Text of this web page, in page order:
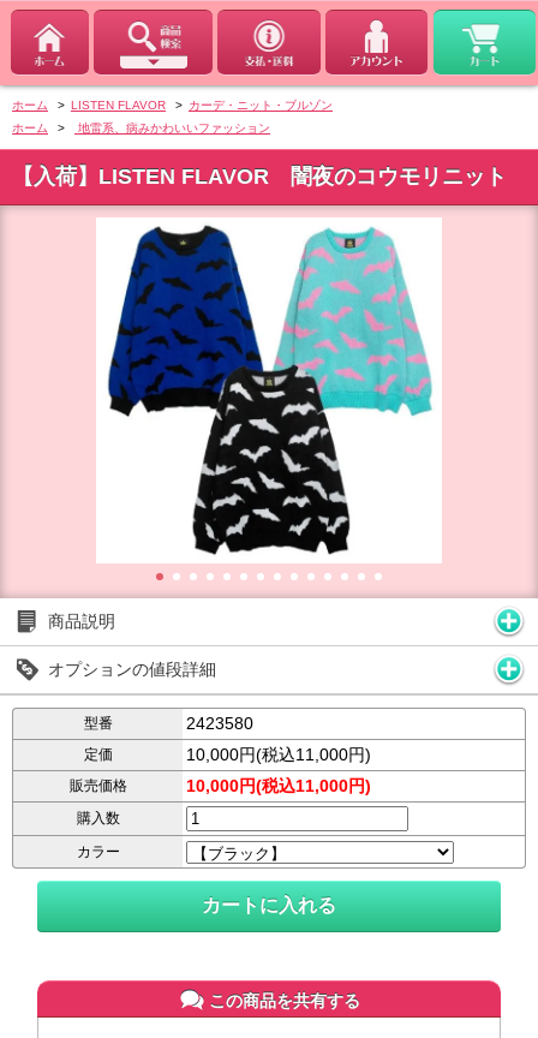
ホーム > LISTEN FLAVOR > カーデ・ニット・ブルゾン
ホーム
> 地雷系、病みかわいいファッション
【入荷】LISTEN FLAVOR 闇夜のコウモリニット
商品説明
オプションの値段詳細
型番 2423580
定価 10,000円(税込11,000円)
販売価格 10,000円(税込11,000円)
購入数
カラー
この商品を共有する